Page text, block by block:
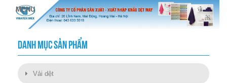
DANH MỤC SẢN PHẨM
Vải dệt